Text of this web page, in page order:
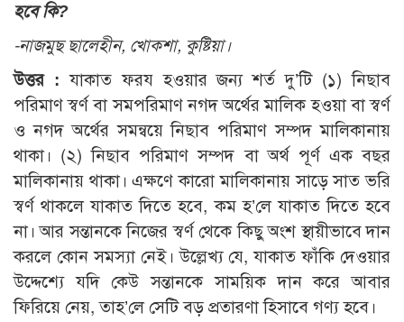
হবে কি?
-নাজমুছ ছালেহীন, খোকশা, কুষ্টিয়া।
উত্তর :যাকাত ফরয হওয়ার জন্য শর্ত দু’টি (১) নিছাব
পরিমাণ স্বর্ণ বা সমপরিমাণ নগদ অর্থের মালিক হওয়া বা স্বর্ণ
ও নগদ অর্থের সমন্বয়ে নিছাব পরিমাণ সম্পদ মালিকানায়
থাকা। (২) নিছাব পরিমাণ সম্পদ বা অর্থ পূর্ণ এক বছর
মালিকানায় থাকা। এক্ষণে কারো মালিকানায় সাড়ে সাত ভরি
স্বর্ণ থাকলে যাকাত দিতে হবে, কম হ’লে যাকাত দিতে হবে
না। আর সন্তানকে নিজের স্বর্ণ থেকে কিছু অংশ স্থায়ীভাবে দান
করলে কোন সমস্যা নেই। উল্লেখ্য যে, যাকাত ফাঁকি দেওয়ার
উদ্দেশ্যে যদি কেউ সন্তানকে সাময়িক দান করে আবার
ফিরিয়ে নেয়, তাহ’লে সেটি বড় প্রতারণা হিসাবে গণ্য হবে।